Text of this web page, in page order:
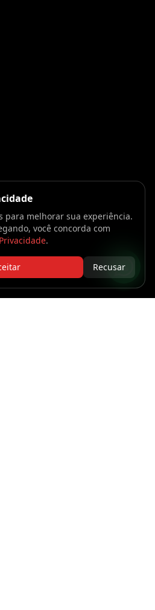
para melhorar sua experiência.
você concorda com
.
Recusar